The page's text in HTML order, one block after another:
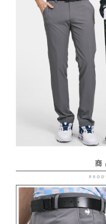
【注意事項】
1.本服務係由「台灣大哥大股份有
用戶於交易時，得透過本服務購
買賣價金債權讓與本公司後，依
2.基於同意付款使用「大哥付你分
資料（包含姓名、電話或地址）
由本公司與您本人進行分期帳單
3.完整用戶服務條款，請詳閱以下
３．收到繳費通知簡訊後14天內
ATM／網路銀行／等多元方式進
※ 請注意：結帳手續完成當下不
購買商品的店家。未經商家同意
後付繳納相關費用。
※ 交易是否成功請以「AFTEE先
是否繳費成功／繳費後需取消欲
客戶支援中心」
https://
１．透過由恩沛科技股份有限公
易，需依本服務之必要範圍內提
權轉讓予恩沛科技股份有限公司。
２．關於個人資料處理事宜，請瀏
https://aftee.tw/terms/#terms3
３．未成年的使用者請事先徵得
４．使用「AFTEE先享後付」時
時審查核予不同之上限額度；若
請求用戶進行身份認證。
５．嚴禁一人註冊多個帳號或使
恩沛科技股份有限公司將有權停
萊爾富取貨付款
付款後萊爾富取貨
7-11取貨付款
付款後7-11取貨
宅配